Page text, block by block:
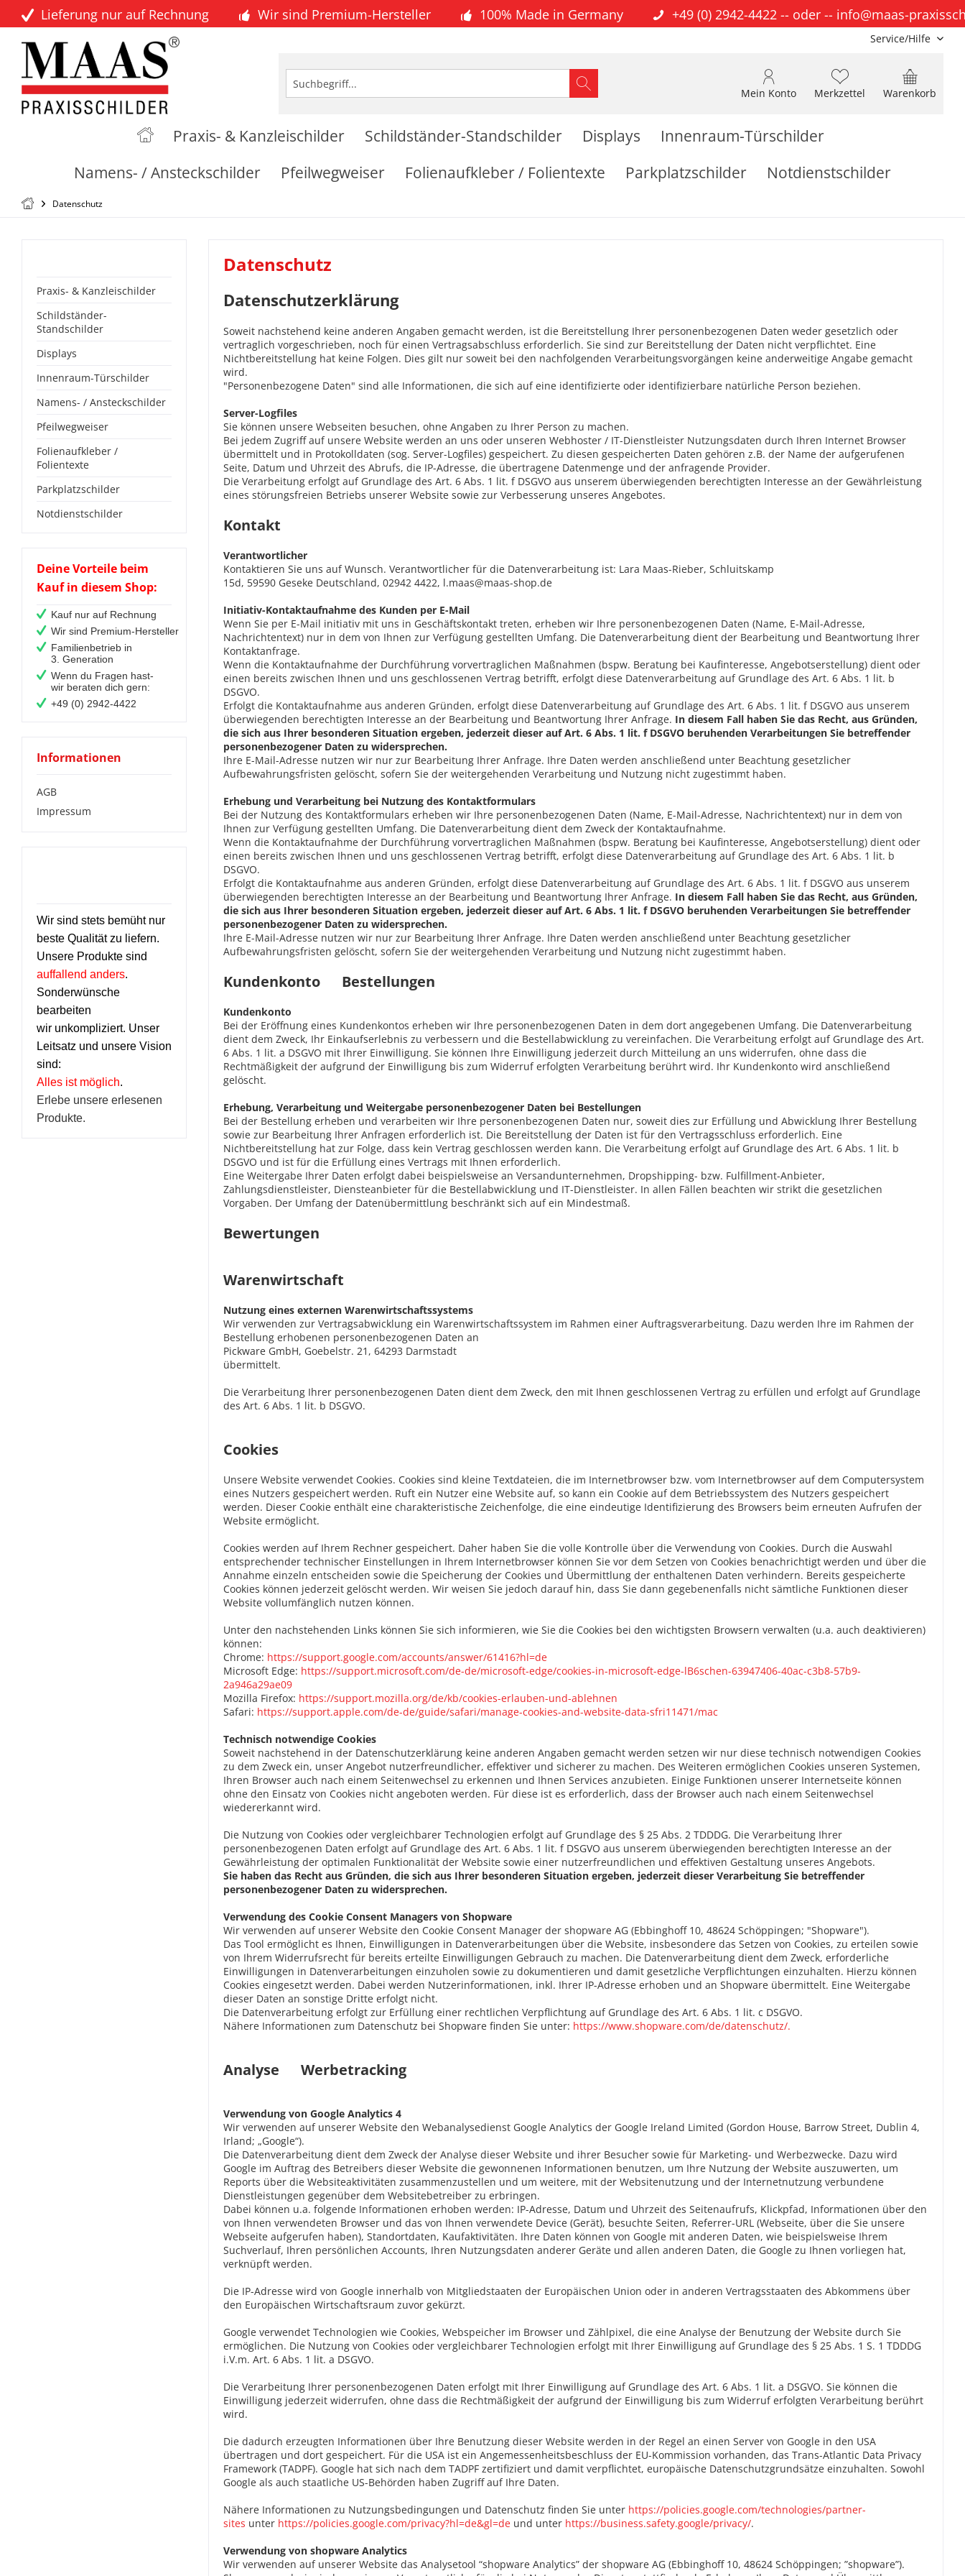
Lieferung nur auf Rechnung Wir sind Premium-Hersteller 100% Made in Germany +49 (0) 2942-4422 -- oder -- info@maas-
Service/Hilfe
Warenkorb
Merkzettel
Mein Konto
Praxis- & Kanzleischilder Schildständer-Standschilder Displays
Innenraum-Türschilder
Namens- / Ansteckschilder
Pfeilwegweiser Folienaufkleber / Folientexte Parkplatzschilder Notdienstschilder
Datenschutz
Praxis- & Kanzleischilder
Schildständer-
Standschilder
Displays
Innenraum-Türschilder
Namens- / Ansteckschilder
Pfeilwegweiser
Folienaufkleber /
Folientexte
Parkplatzschilder
Notdienstschilder
Deine Vorteile beim
Kauf in diesem Shop:
Kauf nur auf Rechnung
Wir sind Premium-Hersteller
Familienbetrieb in
3. Generation
Wenn du Fragen hast-
wir beraten dich gern:
+49 (0) 2942-4422
Informationen
AGB
Impressum
Wir sind stets bemüht nur
beste Qualität zu liefern.
Unsere Produkte sind
auffallend anders.
Sonderwünsche
bearbeiten
wir unkompliziert. Unser
Leitsatz und unsere Vision
sind:
Alles ist möglich.
Erlebe unsere erlesenen
Produkte.
Datenschutz
Datenschutzerklärung
Soweit nachstehend keine anderen Angaben gemacht werden, ist die Bereitstellung Ihrer personenbezogenen Daten weder gesetzlich oder
vertraglich vorgeschrieben, noch für einen Vertragsabschluss erforderlich. Sie sind zur Bereitstellung der Daten nicht verpflichtet. Eine
Nichtbereitstellung hat keine Folgen. Dies gilt nur soweit bei den nachfolgenden Verarbeitungsvorgängen keine anderweitige Angabe gemacht
wird.
"Personenbezogene Daten" sind alle Informationen, die sich auf eine identifizierte oder identifizierbare natürliche Person beziehen.
Server-Logfiles
Sie können unsere Webseiten besuchen, ohne Angaben zu Ihrer Person zu machen.
Bei jedem Zugriff auf unsere Website werden an uns oder unseren Webhoster / IT-Dienstleister Nutzungsdaten durch Ihren Internet Browser
übermittelt und in Protokolldaten (sog. Server-Logfiles) gespeichert. Zu diesen gespeicherten Daten gehören z.B. der Name der aufgerufenen
Seite, Datum und Uhrzeit des Abrufs, die IP-Adresse, die übertragene Datenmenge und der anfragende Provider.
Die Verarbeitung erfolgt auf Grundlage des Art. 6 Abs. 1 lit. f DSGVO aus unserem überwiegenden berechtigten Interesse an der Gewährleistung
eines störungsfreien Betriebs unserer Website sowie zur Verbesserung unseres Angebotes.
Kontakt
Verantwortlicher
Kontaktieren Sie uns auf Wunsch. Verantwortlicher für die Datenverarbeitung ist: Lara Maas-Rieber, Schluitskamp
15d, 59590 Geseke Deutschland, 02942 4422, l.maas@maas-shop.de
Initiativ-Kontaktaufnahme des Kunden per E-Mail
Wenn Sie per E-Mail initiativ mit uns in Geschäftskontakt treten, erheben wir Ihre personenbezogenen Daten (Name, E-Mail-Adresse,
Nachrichtentext) nur in dem von Ihnen zur Verfügung gestellten Umfang. Die Datenverarbeitung dient der Bearbeitung und Beantwortung Ihrer
Kontaktanfrage.
Wenn die Kontaktaufnahme der Durchführung vorvertraglichen Maßnahmen (bspw. Beratung bei Kaufinteresse, Angebotserstellung) dient oder
einen bereits zwischen Ihnen und uns geschlossenen Vertrag betrifft, erfolgt diese Datenverarbeitung auf Grundlage des Art. 6 Abs. 1 lit. b
DSGVO.
Erfolgt die Kontaktaufnahme aus anderen Gründen, erfolgt diese Datenverarbeitung auf Grundlage des Art. 6 Abs. 1 lit. f DSGVO aus unserem
überwiegenden berechtigten Interesse an der Bearbeitung und Beantwortung Ihrer Anfrage. In diesem Fall haben Sie das Recht, aus Gründen,
die sich aus Ihrer besonderen Situation ergeben, jederzeit dieser auf Art. 6 Abs. 1 lit. f DSGVO beruhenden Verarbeitungen Sie betreffender
personenbezogener Daten zu widersprechen.
Ihre E-Mail-Adresse nutzen wir nur zur Bearbeitung Ihrer Anfrage. Ihre Daten werden anschließend unter Beachtung gesetzlicher
Aufbewahrungsfristen gelöscht, sofern Sie der weitergehenden Verarbeitung und Nutzung nicht zugestimmt haben.
Erhebung und Verarbeitung bei Nutzung des Kontaktformulars
Bei der Nutzung des Kontaktformulars erheben wir Ihre personenbezogenen Daten (Name, E-Mail-Adresse, Nachrichtentext) nur in dem von
Ihnen zur Verfügung gestellten Umfang. Die Datenverarbeitung dient dem Zweck der Kontaktaufnahme.
Wenn die Kontaktaufnahme der Durchführung vorvertraglichen Maßnahmen (bspw. Beratung bei Kaufinteresse, Angebotserstellung) dient oder
einen bereits zwischen Ihnen und uns geschlossenen Vertrag betrifft, erfolgt diese Datenverarbeitung auf Grundlage des Art. 6 Abs. 1 lit. b
DSGVO.
Erfolgt die Kontaktaufnahme aus anderen Gründen, erfolgt diese Datenverarbeitung auf Grundlage des Art. 6 Abs. 1 lit. f DSGVO aus unserem
überwiegenden berechtigten Interesse an der Bearbeitung und Beantwortung Ihrer Anfrage. In diesem Fall haben Sie das Recht, aus Gründen,
die sich aus Ihrer besonderen Situation ergeben, jederzeit dieser auf Art. 6 Abs. 1 lit. f DSGVO beruhenden Verarbeitungen Sie betreffender
personenbezogener Daten zu widersprechen.
Ihre E-Mail-Adresse nutzen wir nur zur Bearbeitung Ihrer Anfrage. Ihre Daten werden anschließend unter Beachtung gesetzlicher
Aufbewahrungsfristen gelöscht, sofern Sie der weitergehenden Verarbeitung und Nutzung nicht zugestimmt haben.
Kundenkonto Bestellungen
Kundenkonto
Bei der Eröffnung eines Kundenkontos erheben wir Ihre personenbezogenen Daten in dem dort angegebenen Umfang. Die Datenverarbeitung
dient dem Zweck, Ihr Einkaufserlebnis zu verbessern und die Bestellabwicklung zu vereinfachen. Die Verarbeitung erfolgt auf Grundlage des Art.
6 Abs. 1 lit. a DSGVO mit Ihrer Einwilligung. Sie können Ihre Einwilligung jederzeit durch Mitteilung an uns widerrufen, ohne dass die
Rechtmäßigkeit der aufgrund der Einwilligung bis zum Widerruf erfolgten Verarbeitung berührt wird. Ihr Kundenkonto wird anschließend
gelöscht.
Erhebung, Verarbeitung und Weitergabe personenbezogener Daten bei Bestellungen
Bei der Bestellung erheben und verarbeiten wir Ihre personenbezogenen Daten nur, soweit dies zur Erfüllung und Abwicklung Ihrer Bestellung
sowie zur Bearbeitung Ihrer Anfragen erforderlich ist. Die Bereitstellung der Daten ist für den Vertragsschluss erforderlich. Eine
Nichtbereitstellung hat zur Folge, dass kein Vertrag geschlossen werden kann. Die Verarbeitung erfolgt auf Grundlage des Art. 6 Abs. 1 lit. b
DSGVO und ist für die Erfüllung eines Vertrags mit Ihnen erforderlich.
Eine Weitergabe Ihrer Daten erfolgt dabei beispielsweise an Versandunternehmen, Dropshipping- bzw. Fulfillment-Anbieter,
Zahlungsdienstleister, Diensteanbieter für die Bestellabwicklung und IT-Dienstleister. In allen Fällen beachten wir strikt die gesetzlichen
Vorgaben. Der Umfang der Datenübermittlung beschränkt sich auf ein Mindestmaß.
Bewertungen
Warenwirtschaft
Nutzung eines externen Warenwirtschaftssystems
Wir verwenden zur Vertragsabwicklung ein Warenwirtschaftssystem im Rahmen einer Auftragsverarbeitung. Dazu werden Ihre im Rahmen der
Bestellung erhobenen personenbezogenen Daten an
Pickware GmbH, Goebelstr. 21, 64293 Darmstadt
übermittelt.
Die Verarbeitung Ihrer personenbezogenen Daten dient dem Zweck, den mit Ihnen geschlossenen Vertrag zu erfüllen und erfolgt auf Grundlage
des Art. 6 Abs. 1 lit. b DSGVO.
Cookies
Unsere Website verwendet Cookies. Cookies sind kleine Textdateien, die im Internetbrowser bzw. vom Internetbrowser auf dem Computersystem
eines Nutzers gespeichert werden. Ruft ein Nutzer eine Website auf, so kann ein Cookie auf dem Betriebssystem des Nutzers gespeichert
werden. Dieser Cookie enthält eine charakteristische Zeichenfolge, die eine eindeutige Identifizierung des Browsers beim erneuten Aufrufen der
Website ermöglicht.
Cookies werden auf Ihrem Rechner gespeichert. Daher haben Sie die volle Kontrolle über die Verwendung von Cookies. Durch die Auswahl
entsprechender technischer Einstellungen in Ihrem Internetbrowser können Sie vor dem Setzen von Cookies benachrichtigt werden und über die
Annahme einzeln entscheiden sowie die Speicherung der Cookies und Übermittlung der enthaltenen Daten verhindern. Bereits gespeicherte
Cookies können jederzeit gelöscht werden. Wir weisen Sie jedoch darauf hin, dass Sie dann gegebenenfalls nicht sämtliche Funktionen dieser
Website vollumfänglich nutzen können.
Unter den nachstehenden Links können Sie sich informieren, wie Sie die Cookies bei den wichtigsten Browsern verwalten (u.a. auch deaktivieren)
können:
Chrome: https://support.google.com/accounts/answer/61416?hl=de
Microsoft Edge: https://support.microsoft.com/de-de/microsoft-edge/cookies-in-microsoft-edge-lB6schen-63947406-40ac-c3b8-57b9-
2a946a29ae09
Mozilla Firefox: https://support.mozilla.org/de/kb/cookies-erlauben-und-ablehnen
Safari: https://support.apple.com/de-de/guide/safari/manage-cookies-and-website-data-sfri11471/mac
Technisch notwendige Cookies
Soweit nachstehend in der Datenschutzerklärung keine anderen Angaben gemacht werden setzen wir nur diese technisch notwendigen Cookies
zu dem Zweck ein, unser Angebot nutzerfreundlicher, effektiver und sicherer zu machen. Des Weiteren ermöglichen Cookies unseren Systemen,
Ihren Browser auch nach einem Seitenwechsel zu erkennen und Ihnen Services anzubieten. Einige Funktionen unserer Internetseite können
ohne den Einsatz von Cookies nicht angeboten werden. Für diese ist es erforderlich, dass der Browser auch nach einem Seitenwechsel
wiedererkannt wird.
Die Nutzung von Cookies oder vergleichbarer Technologien erfolgt auf Grundlage des § 25 Abs. 2 TDDDG. Die Verarbeitung Ihrer
personenbezogenen Daten erfolgt auf Grundlage des Art. 6 Abs. 1 lit. f DSGVO aus unserem überwiegenden berechtigten Interesse an der
Gewährleistung der optimalen Funktionalität der Website sowie einer nutzerfreundlichen und effektiven Gestaltung unseres Angebots.
Sie haben das Recht aus Gründen, die sich aus Ihrer besonderen Situation ergeben, jederzeit dieser Verarbeitung Sie betreffender
personenbezogener Daten zu widersprechen.
Verwendung des Cookie Consent Managers von Shopware
Wir verwenden auf unserer Website den Cookie Consent Manager der shopware AG (Ebbinghoff 10, 48624 Schöppingen; "Shopware").
Das Tool ermöglicht es Ihnen, Einwilligungen in Datenverarbeitungen über die Website, insbesondere das Setzen von Cookies, zu erteilen sowie
von Ihrem Widerrufsrecht für bereits erteilte Einwilligungen Gebrauch zu machen. Die Datenverarbeitung dient dem Zweck, erforderliche
Einwilligungen in Datenverarbeitungen einzuholen sowie zu dokumentieren und damit gesetzliche Verpflichtungen einzuhalten. Hierzu können
Cookies eingesetzt werden. Dabei werden Nutzerinformationen, inkl. Ihrer IP-Adresse erhoben und an Shopware übermittelt. Eine Weitergabe
dieser Daten an sonstige Dritte erfolgt nicht.
Die Datenverarbeitung erfolgt zur Erfüllung einer rechtlichen Verpflichtung auf Grundlage des Art. 6 Abs. 1 lit. c DSGVO.
Nähere Informationen zum Datenschutz bei Shopware finden Sie unter: https://www.shopware.com/de/datenschutz/.
Analyse Werbetracking
Verwendung von Google Analytics 4
Wir verwenden auf unserer Website den Webanalysedienst Google Analytics der Google Ireland Limited (Gordon House, Barrow Street, Dublin 4,
Irland; „Google“).
Die Datenverarbeitung dient dem Zweck der Analyse dieser Website und ihrer Besucher sowie für Marketing- und Werbezwecke. Dazu wird
Google im Auftrag des Betreibers dieser Website die gewonnenen Informationen benutzen, um Ihre Nutzung der Website auszuwerten, um
Reports über die Websiteaktivitäten zusammenzustellen und um weitere, mit der Websitenutzung und der Internetnutzung verbundene
Dienstleistungen gegenüber dem Websitebetreiber zu erbringen.
Dabei können u.a. folgende Informationen erhoben werden: IP-Adresse, Datum und Uhrzeit des Seitenaufrufs, Klickpfad, Informationen über den
von Ihnen verwendeten Browser und das von Ihnen verwendete Device (Gerät), besuchte Seiten, Referrer-URL (Webseite, über die Sie unsere
Webseite aufgerufen haben), Standortdaten, Kaufaktivitäten. Ihre Daten können von Google mit anderen Daten, wie beispielsweise Ihrem
Suchverlauf, Ihren persönlichen Accounts, Ihren Nutzungsdaten anderer Geräte und allen anderen Daten, die Google zu Ihnen vorliegen hat,
verknüpft werden.
Die IP-Adresse wird von Google innerhalb von Mitgliedstaaten der Europäischen Union oder in anderen Vertragsstaaten des Abkommens über
den Europäischen Wirtschaftsraum zuvor gekürzt.
Google verwendet Technologien wie Cookies, Webspeicher im Browser und Zählpixel, die eine Analyse der Benutzung der Website durch Sie
ermöglichen. Die Nutzung von Cookies oder vergleichbarer Technologien erfolgt mit Ihrer Einwilligung auf Grundlage des § 25 Abs. 1 S. 1 TDDDG
i.V.m. Art. 6 Abs. 1 lit. a DSGVO.
Die Verarbeitung Ihrer personenbezogenen Daten erfolgt mit Ihrer Einwilligung auf Grundlage des Art. 6 Abs. 1 lit. a DSGVO. Sie können die
Einwilligung jederzeit widerrufen, ohne dass die Rechtmäßigkeit der aufgrund der Einwilligung bis zum Widerruf erfolgten Verarbeitung berührt
wird.
Die dadurch erzeugten Informationen über Ihre Benutzung dieser Website werden in der Regel an einen Server von Google in den USA
übertragen und dort gespeichert. Für die USA ist ein Angemessenheitsbeschluss der EU-Kommission vorhanden, das Trans-Atlantic Data Privacy
Framework (TADPF). Google hat sich nach dem TADPF zertifiziert und damit verpflichtet, europäische Datenschutzgrundsätze einzuhalten. Sowohl
Google als auch staatliche US-Behörden haben Zugriff auf Ihre Daten.
Nähere Informationen zu Nutzungsbedingungen und Datenschutz finden Sie unter https://policies.google.com/technologies/partner-
sites unter https://policies.google.com/privacy?hl=de&gl=de und unter https://business.safety.google/privacy/.
Verwendung von shopware Analytics
Wir verwenden auf unserer Website das Analysetool “shopware Analytics” der shopware AG (Ebbinghoff 10, 48624 Schöppingen; ”shopware”).